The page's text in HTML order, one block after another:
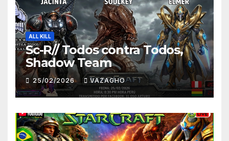
ALL KILL
Sc-R// Todos contra Todos,
Shadow Team
25/02/2026 VAZAGHO